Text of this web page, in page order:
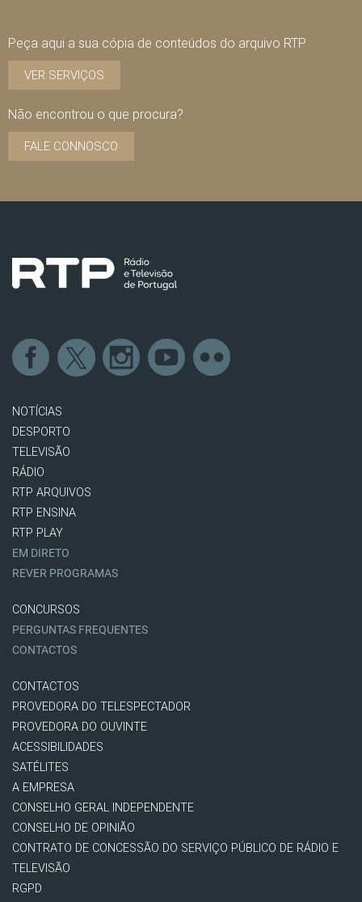
Peça aqui a sua cópia de conteúdos do arquivo RTP
VER SERVIÇOS
Não encontrou o que procura?
FALE CONNOSCO
NOTÍCIAS
DESPORTO
TELEVISÃO
RÁDIO
RTP ARQUIVOS
RTP ENSINA
RTP PLAY
EM DIRETO
REVER PROGRAMAS
CONCURSOS
PERGUNTAS FREQUENTES
CONTACTOS
CONTACTOS
PROVEDORA DO TELESPECTADOR
PROVEDORA DO OUVINTE
ACESSIBILIDADES
SATÉLITES
A EMPRESA
CONSELHO GERAL INDEPENDENTE
CONSELHO DE OPINIÃO
CONTRATO DE CONCESSÃO DO SERVIÇO PÚBLICO DE RÁDIO E
TELEVISÃO
RGPD